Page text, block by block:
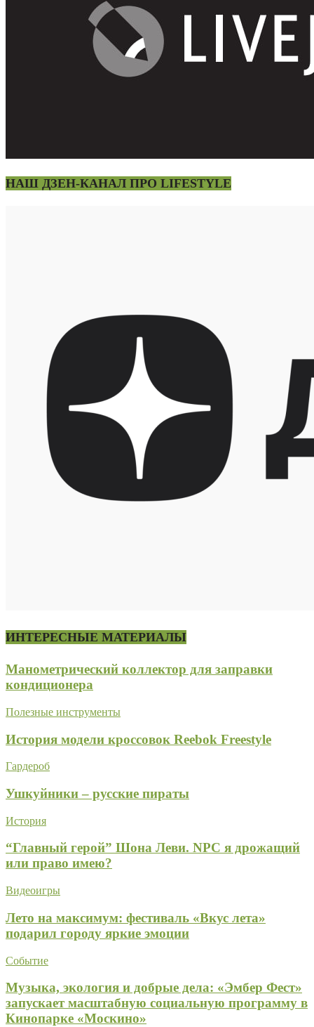
НАШ ДЗЕН-КАНАЛ ПРО LIFESTYLE
ИНТЕРЕСНЫЕ МАТЕРИАЛЫ
Манометрический коллектор для заправки
кондиционера
Полезные инструменты
История модели кроссовок Reebok Freestyle
Гардероб
Ушкуйники – русские пираты
История
“Главный герой” Шона Леви. NPC я дрожащий
или право имею?
Видеоигры
Лето на максимум: фестиваль «Вкус лета»
подарил городу яркие эмоции
Событие
Музыка, экология и добрые дела: «Эмбер Фест»
запускает масштабную социальную программу в
Кинопарке «Москино»